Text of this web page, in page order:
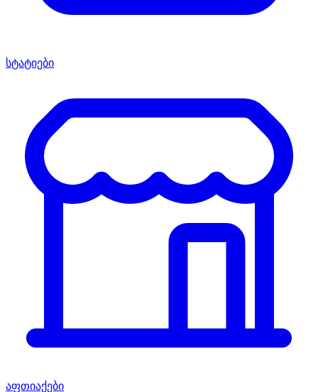
სტატიები
აფთიაქები